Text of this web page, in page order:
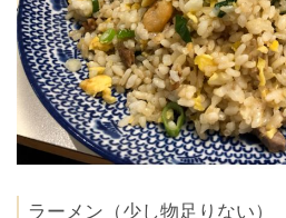
ラーメン（少し物足りない）